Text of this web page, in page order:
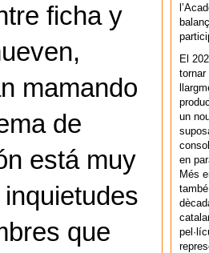
ficha y
mamando
de
está muy
inquietudes
que
El
un
en
Més